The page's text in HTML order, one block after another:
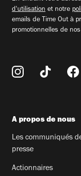
d'utilisation et notre
emails de Time Out à
promotionnelles de
A propos de nous
Les communiqués
presse
Actionnaires